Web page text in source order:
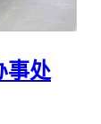
事处